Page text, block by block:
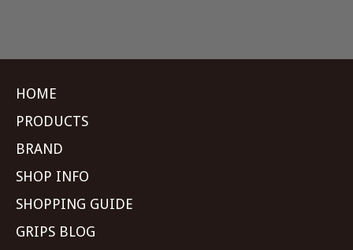
HOME
PRODUCTS
BRAND
SHOP INFO
SHOPPING GUIDE
GRIPS BLOG